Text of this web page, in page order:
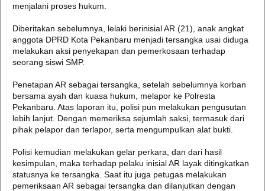
menjalani proses hukum.
Diberitakan sebelumnya, lelaki berinisial AR (21), anak angkat
anggota DPRD Kota Pekanbaru menjadi tersangka usai diduga
melakukan aksi penyekapan dan pemerkosaan terhadap
seorang siswi SMP.
Penetapan AR sebagai tersangka, setelah sebelumnya korban
bersama ayah dan kuasa hukum, melapor ke Polresta
Pekanbaru. Atas laporan itu, polisi pun melakukan pengusutan
lebih lanjut. Dengan memeriksa sejumlah saksi, termasuk dari
pihak pelapor dan terlapor, serta mengumpulkan alat bukti.
Polisi kemudian melakukan gelar perkara, dan dari hasil
kesimpulan, maka terhadap pelaku inisial AR layak ditingkatkan
statusnya ke tersangka. Saat itu juga petugas melakukan
pemeriksaan AR sebagai tersangka dan dilanjutkan dengan